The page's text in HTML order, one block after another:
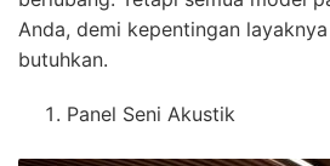
Anda, demi kepentingan
butuhkan.
Panel Seni Akustik